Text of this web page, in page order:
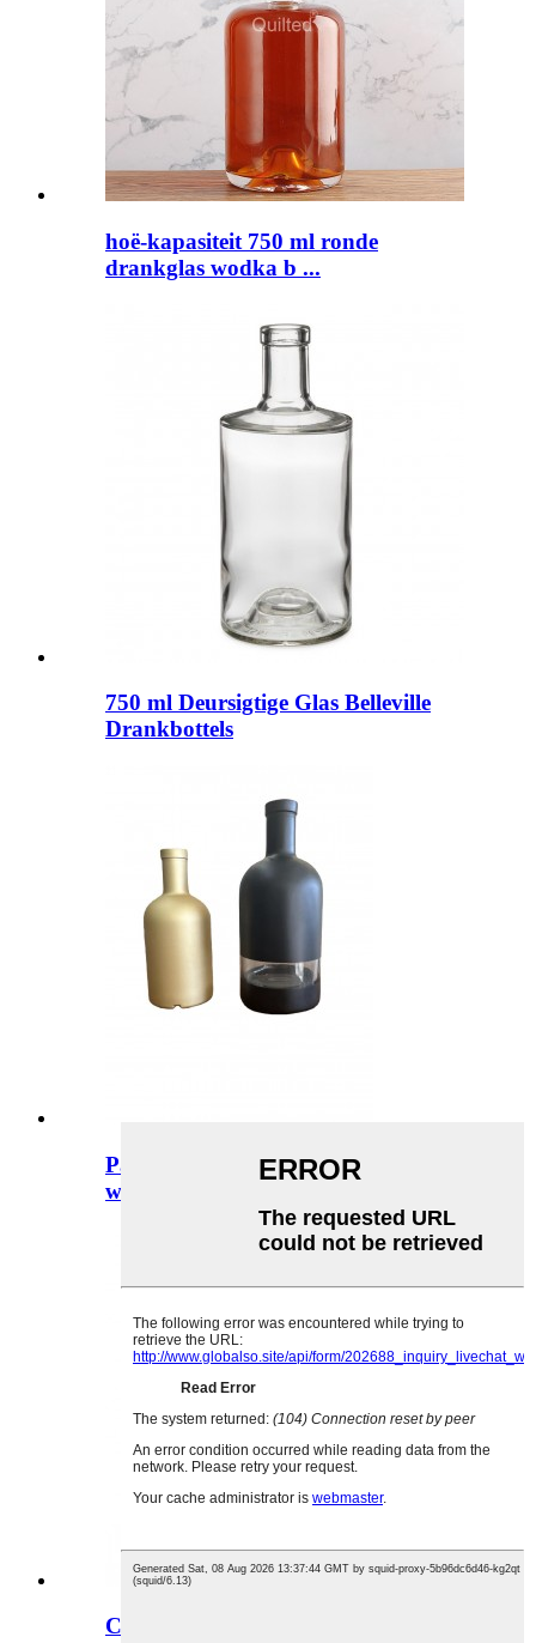
hoë-kapasiteit 750 ml ronde
drankglas wodka b ...
750 ml Deursigtige Glas Belleville
Drankbottels
Pasgemaakte ronde vorm drankglas
wodka bottel wi ...
China Groothandel 750 ml Bruin